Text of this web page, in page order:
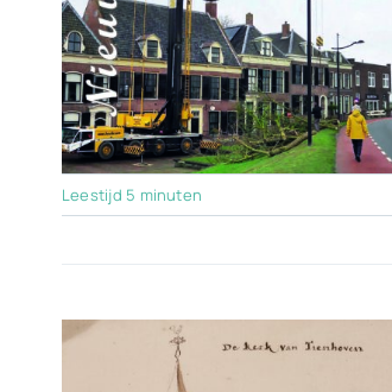
Leestijd 5 minuten